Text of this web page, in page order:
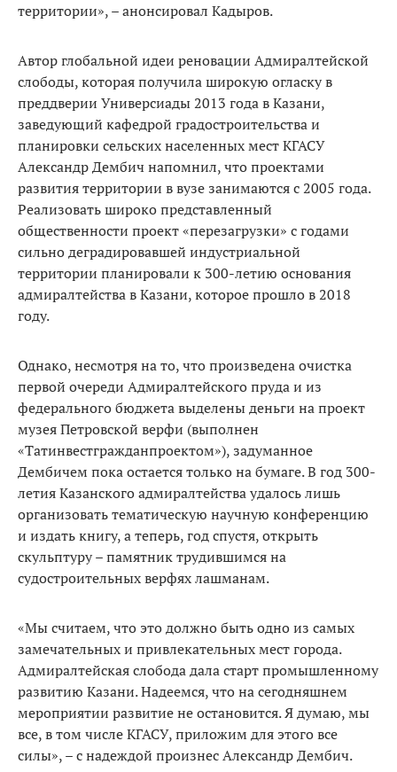
территории», – анонсировал Кадыров.
Автор глобальной идеи реновации Адмиралтейской
слободы, которая получила широкую огласку в
преддверии Универсиады 2013 года в Казани,
заведующий кафедрой градостроительства и
планировки сельских населенных мест КГАСУ
Александр Дембич напомнил, что проектами
развития территории в вузе занимаются с 2005 года.
Реализовать широко представленный
общественности проект «перезагрузки» с годами
сильно деградировавшей индустриальной
территории планировали к 300-летию основания
адмиралтейства в Казани, которое прошло в 2018
году.
Однако, несмотря на то, что произведена очистка
первой очереди Адмиралтейского пруда и из
федерального бюджета выделены деньги на проект
музея Петровской верфи (выполнен
«Татинвестгражданпроектом»), задуманное
Дембичем пока остается только на бумаге. В год 300-
летия Казанского адмиралтейства удалось лишь
организовать тематическую научную конференцию
и издать книгу, а теперь, год спустя, открыть
скульптуру – памятник трудившимся на
судостроительных верфях лашманам.
«Мы считаем, что это должно быть одно из самых
замечательных и привлекательных мест города.
Адмиралтейская слобода дала старт промышленному
развитию Казани. Надеемся, что на сегодняшнем
мероприятии развитие не остановится. Я думаю, мы
все, в том числе КГАСУ, приложим для этого все
силы», – с надеждой произнес Александр Дембич.